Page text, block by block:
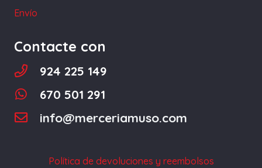
Envío
Contacte con
924 225 149
670 501 291
info@merceriamuso.com
Política de devoluciones y reembolsos